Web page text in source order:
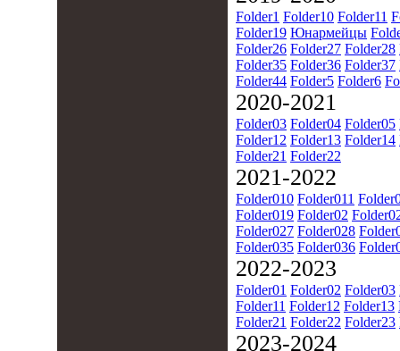
Folder1 Folder10 Folder11
Folder19 Юнармейцы
Folder26 Folder27 Folder28
Folder35 Folder36 Folder37
Folder44 Folder5 Folder6
2020-2021
Folder03 Folder04 Folder05
Folder12 Folder13 Folder14
Folder21 Folder22
2021-2022
Folder010 Folder011
Folder019 Folder02
Folder027 Folder028
Folder035 Folder036
2022-2023
Folder01 Folder02 Folder03
Folder11 Folder12 Folder13
Folder21 Folder22 Folder23
2023-2024